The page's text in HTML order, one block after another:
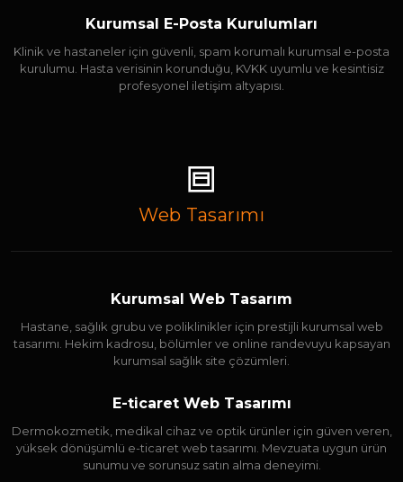
Kurumsal E-Posta Kurulumları
Klinik ve hastaneler için güvenli, spam korumalı kurumsal e-posta
kurulumu. Hasta verisinin korunduğu, KVKK uyumlu ve kesintisiz
profesyonel iletişim altyapısı.
Web Tasarımı
Kurumsal Web Tasarım
Hastane, sağlık grubu ve poliklinikler için prestijli kurumsal web
tasarımı. Hekim kadrosu, bölümler ve online randevuyu kapsayan
kurumsal sağlık site çözümleri.
E-ticaret Web Tasarımı
Dermokozmetik, medikal cihaz ve optik ürünler için güven veren,
yüksek dönüşümlü e-ticaret web tasarımı. Mevzuata uygun ürün
sunumu ve sorunsuz satın alma deneyimi.